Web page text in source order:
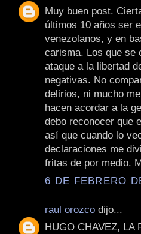
Muy buen post.
últimos 10 años ser
venezolanos, y en
carisma. Los que se
ataque a la libertad
negativas. No
delirios, ni mucho
hacen acordar a la
debo reconocer que
así que cuando lo
declaraciones me
fritas de por medio.
6 DE FEBRERO
raul orozco dijo...
HUGO CHAVEZ, LA